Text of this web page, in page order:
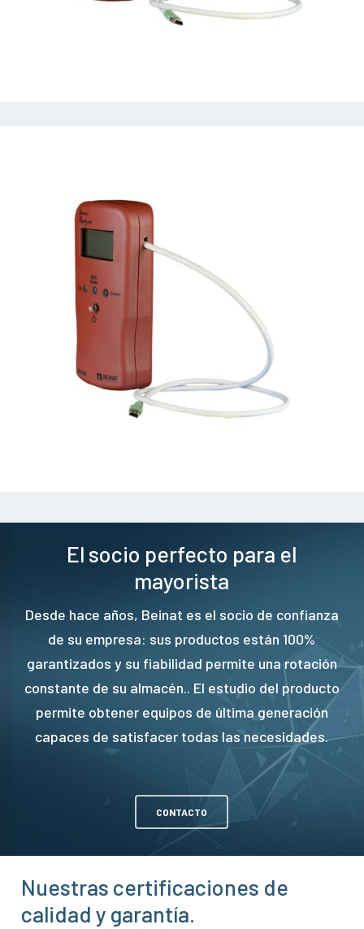
El socio perfecto para el
mayorista
Desde hace años, Beinat es el socio de confianza
de su empresa: sus productos están 100%
garantizados y su fiabilidad permite una rotación
constante de su almacén.. El estudio del producto
permite obtener equipos de última generación
capaces de satisfacer todas las necesidades.
CONTACTO
Nuestras certificaciones de
calidad y garantía.